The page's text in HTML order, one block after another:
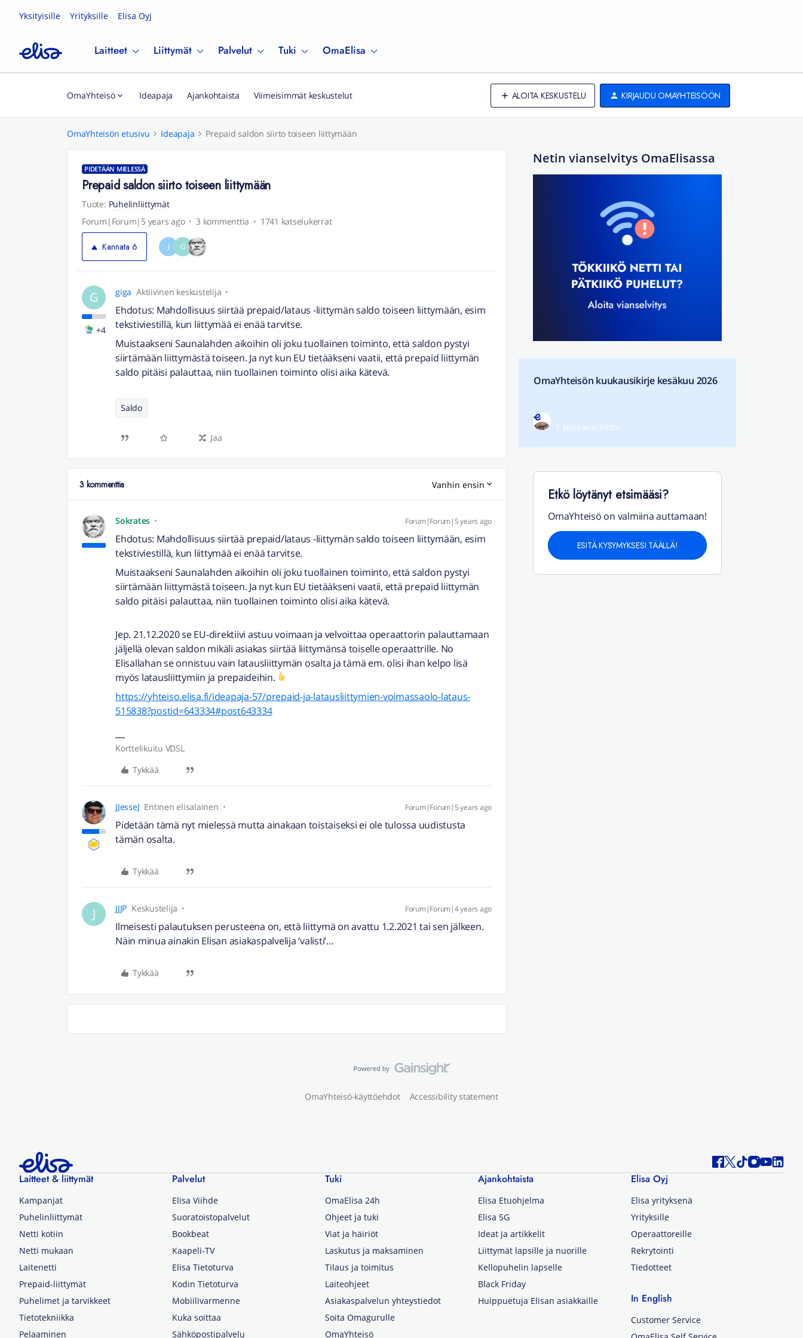
Yksityisille Yrityksille Elisa Oyj
Laitteet Liittymät Palvelut Tuki OmaElisa
OmaYhteisö Ideapaja Ajankohtaista Viimeisimmät keskustelut ALOITA KESKUSTELU KIRJAUDU OMAYHTEISÖÖN
OmaYhteisön etusivu Ideapaja Prepaid saldon siirto toiseen liittymään
PIDETÄÄN MIELESSÄ
Prepaid saldon siirto toiseen liittymään
Tuote: Puhelinliittymät
Forum|Forum|5 years ago
3 kommenttia 1741 katselukerrat
Kannata 6 J G
G
+4
giga Aktiivinen keskustelija
Ehdotus: Mahdollisuus siirtää prepaid/lataus -liittymän saldo toiseen liittymään, esim
tekstiviestillä, kun liittymää ei enää tarvitse.
Muistaakseni Saunalahden aikoihin oli joku tuollainen toiminto, että saldon pystyi
siirtämään liittymästä toiseen. Ja nyt kun EU tietääkseni vaatii, että prepaid liittymän
saldo pitäisi palauttaa, niin tuollainen toiminto olisi aika kätevä.
Saldo
Jaa
3 kommenttia Vanhin ensin
Sokrates Forum|Forum|5 years ago
Ehdotus: Mahdollisuus siirtää prepaid/lataus -liittymän saldo toiseen liittymään, esim
tekstiviestillä, kun liittymää ei enää tarvitse.
Muistaakseni Saunalahden aikoihin oli joku tuollainen toiminto, että saldon pystyi
siirtämään liittymästä toiseen. Ja nyt kun EU tietääkseni vaatii, että prepaid liittymän
saldo pitäisi palauttaa, niin tuollainen toiminto olisi aika kätevä.
Jep. 21.12.2020 se EU-direktiivi astuu voimaan ja velvoittaa operaattorin palauttamaan
jäljellä olevan saldon mikäli asiakas siirtää liittymänsä toiselle operaattrille. No
Elisallahan se onnistuu vain latausliittymän osalta ja tämä em. olisi ihan kelpo lisä
myös latausliittymiin ja prepaideihin.
https://yhteiso.elisa.fi/ideapaja-57/prepaid-ja-latausliittymien-voimassaolo-lataus-
515838?postid=643334#post643334
Korttelikuitu VDSL
Tykkää
JJesseJ Entinen elisalainen Forum|Forum|5 years ago
Pidetään tämä nyt mielessä mutta ainakaan toistaiseksi ei ole tulossa uudistusta
tämän osalta.
Tykkää
J JJJP Keskustelija Forum|Forum|4 years ago
Ilmeisesti palautuksen perusteena on, että liittymä on avattu 1.2.2021 tai sen jälkeen.
Näin minua ainakin Elisan asiakaspalvelija ‘valisti’...
Tykkää
Netin vianselvitys OmaElisassa
OmaYhteisön kuukausikirje kesäkuu 2026
1 kuukausi sitten
Etkö löytänyt etsimääsi?
OmaYhteisö on valmiina auttamaan!
ESITÄ KYSYMYKSESI TÄÄLLÄ!
OmaYhteisö-käyttöehdot Accessibility statement
Laitteet & liittymät
Kampanjat
Puhelinliittymät
Netti kotiin
Netti mukaan
Laitenetti
Prepaid-liittymät
Puhelimet ja tarvikkeet
Tietotekniikka
Pelaaminen
Palvelut
Elisa Viihde
Suoratoistopalvelut
Bookbeat
Kaapeli-TV
Elisa Tietoturva
Kodin Tietoturva
Mobiilivarmenne
Kuka soittaa
Sähköpostipalvelu
Tuki
OmaElisa 24h
Ohjeet ja tuki
Viat ja häiriöt
Laskutus ja maksaminen
Tilaus ja toimitus
Laiteohjeet
Asiakaspalvelun yhteystiedot
Soita Omagurulle
OmaYhteisö
Ajankohtaista
Elisa Etuohjelma
Elisa 5G
Ideat ja artikkelit
Liittymät lapsille ja nuorille
Kellopuhelin lapselle
Black Friday
Huippuetuja Elisan asiakkaille
Elisa Oyj
Elisa yrityksenä
Yrityksille
Operaattoreille
Rekrytointi
Tiedotteet
In English
Customer Service